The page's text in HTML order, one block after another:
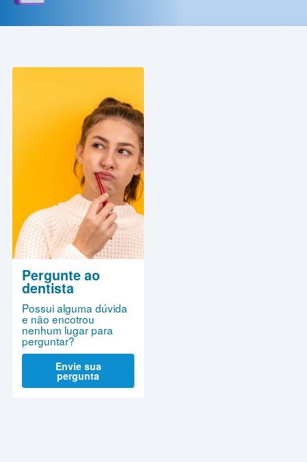
Contato
de
Pergunte ao
dentista
Possui alguma dúvida
e não encotrou
nenhum lugar para
perguntar?
Envie sua
pergunta